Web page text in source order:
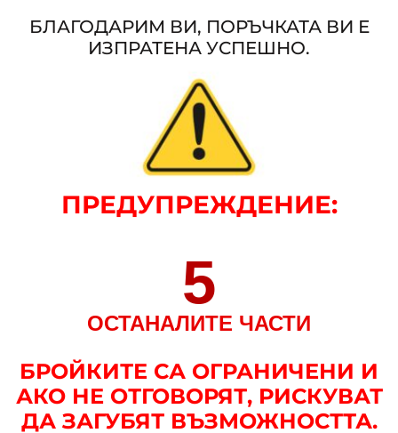
БЛАГОДАРИМ ВИ, ПОРЪЧКАТА ВИ Е
ИЗПРАТЕНА УСПЕШНО.
ПРЕДУПРЕЖДЕНИЕ:
ОСТАНАЛИТЕ ЧАСТИ
5
БРОЙКИТЕ СА ОГРАНИЧЕНИ И
АКО НЕ ОТГОВОРЯТ, РИСКУВАТ
ДА ЗАГУБЯТ ВЪЗМОЖНОСТТА.